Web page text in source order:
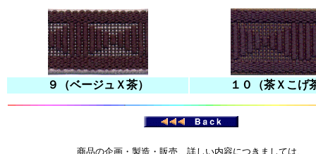
９（ベージュＸ茶） １０（茶Ｘこげ
商品の企画・製造・販売、詳しい内容につきましては、